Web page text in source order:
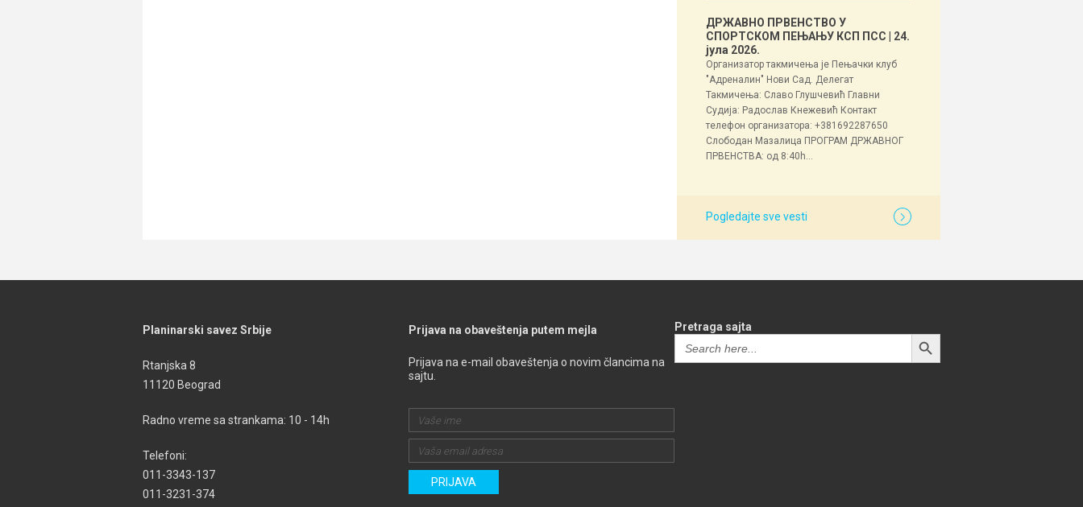
ДРЖАВНО ПРВЕНСТВО У
СПОРТСКОМ ПЕЊАЊУ КСП ПСС
| 24.
јула 2026.
Организатор такмичења је Пењачки клуб
"Адреналин" Нови Сад. Делегат
Такмичења: Славо Глушчевић Главни
Судија: Радослав Кнежевић Контакт
телефон организатора: +381692287650
Слободан Мазалица ПРОГРАМ ДРЖАВНОГ
ПРВЕНСТВА: од 8:40h...
Pogledajte sve vesti
Planinarski savez Srbije
Rtanjska 8
11120 Beograd
Radno vreme sa strankama: 10 - 14h
Telefoni:
011-3343-137
011-3231-374
Prijava na obaveštenja putem mejla
Prijava na e-mail obaveštenja o novim člancima na
sajtu.
Pretraga sajta
Search
for:
SEARCH BUTTON